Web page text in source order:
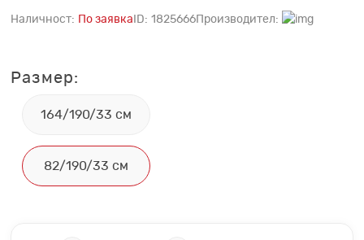
Наличност: По заявка ID: 1825666 Производител:
Размер:
164/190/33 см
82/190/33 см